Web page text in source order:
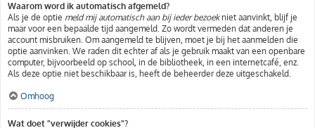
Waarom word ik automatisch afgemeld?
Als je de optie meld mij automatisch aan bij ieder bezoekniet aanvinkt, blijf je
maar voor een bepaalde tijd aangemeld. Zo wordt vermeden dat anderen je
account misbruiken. Om aangemeld te blijven, moet je bij het aanmelden die
optie aanvinken. We raden dit echter af als je gebruik maakt van een openbare
computer, bijvoorbeeld op school, in de bibliotheek, in een internetcafé, enz.
Als deze optie niet beschikbaar is, heeft de beheerder deze uitgeschakeld.
Omhoog
Wat doet "verwijder cookies"?